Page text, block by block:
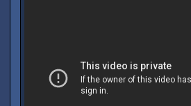
Partenariats
Wolfenstein 2 The new
Colossus